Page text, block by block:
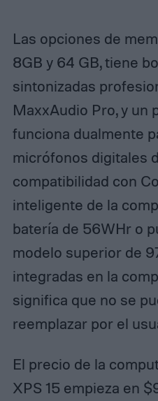
Las opciones de
8GB y 64 GB, tiene
sintonizadas
MaxxAudio Pro, y un
funciona dualmente
micrófonos digitales
compatibilidad con
inteligente de la
batería de 56WHr o
modelo superior de
integradas en la
significa que no se
reemplazar por el
El precio de la
XPS 15 empieza en